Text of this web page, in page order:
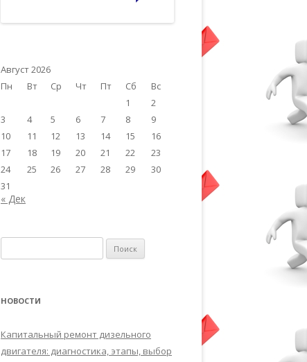
Август 2026
Пн
Вт Ср Чт Пт Сб
Вс
1
2
3
4 5 6 7 8
9
10
11 12 13 14 15
16
17
18 19 20 21 22
23
24
25 26 27 28 29
30
31
« Дек
НОВОСТИ
Капитальный ремонт дизельного
двигателя: диагностика, этапы, выбор